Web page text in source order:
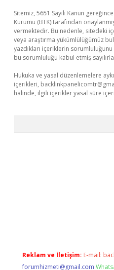
Sitemiz, 5651 Sayılı Kanun
Kurumu (BTK) tarafından
vermektedir. Bu nedenle, sitedeki
veya araştırma yükümlülüğümüz
yazdıkları içeriklerin
bu sorumluluğu kabul etmiş
Hukuka ve yasal düzenlemelere
içerikleri,
halinde, ilgili içerikler yasal süre
Reklam ve İletişim: E-mail:
forumhizmeti@gmail.com